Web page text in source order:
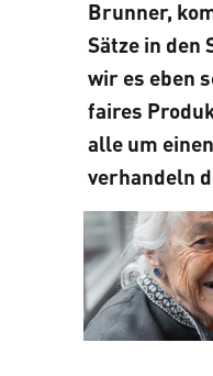
Brunner,
Sätze in den
wir es eben
faires
alle um
verhandeln